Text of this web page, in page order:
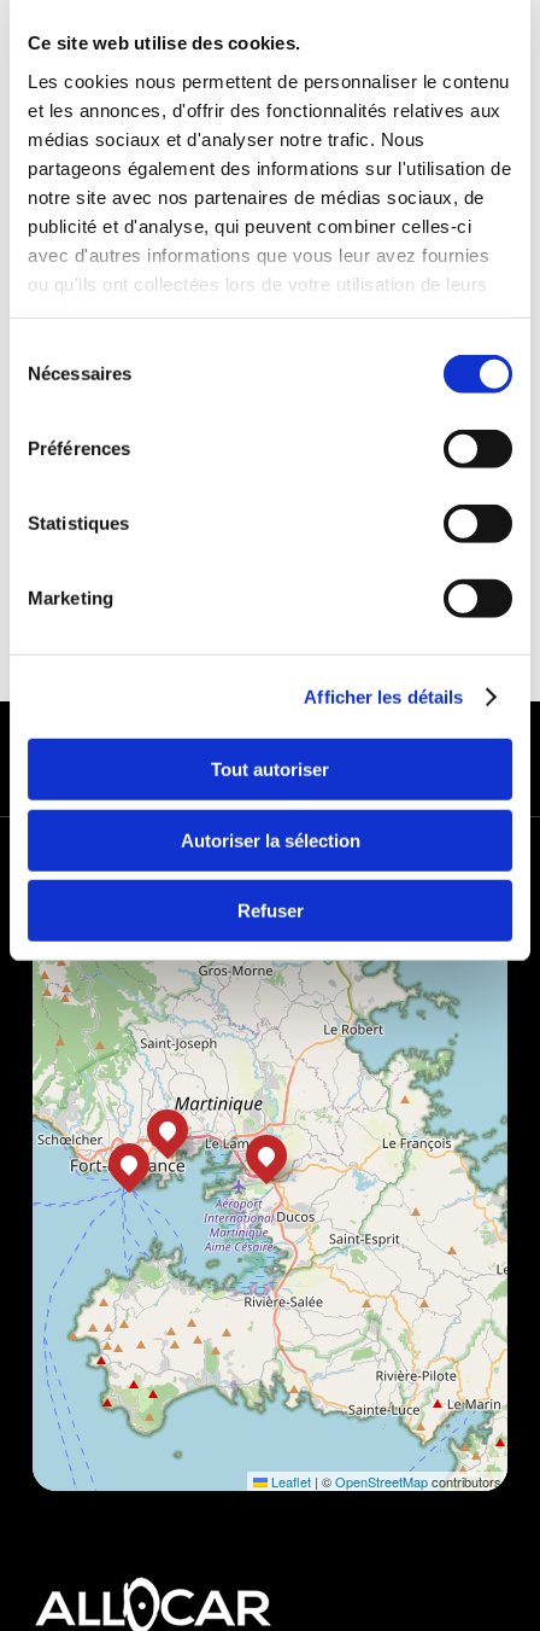
Ce site web utilise des cookies.
Les cookies nous permettent de personnaliser le contenu
et les annonces, d'offrir des fonctionnalités relatives aux
médias sociaux et d'analyser notre trafic. Nous
partageons également des informations sur l'utilisation de
notre site avec nos partenaires de médias sociaux, de
publicité et d'analyse, qui peuvent combiner celles-ci
avec d'autres informations que vous leur avez fournies
ou qu'ils ont collectées lors de votre utilisation de leurs
Nécessaires
Préférences
Statistiques
Marketing
Afficher les détails
Tout autoriser
Autoriser la sélection
Refuser
INCLUS À LA LOCATION
Killométrage illimité
Assurance tous risques (hors franchise)
Carburant : plein à rendre plein
CONDITIONS DE LOCATION
ASSURANCE
Franchise :1000 €
Leaflet | ©OpenStreetMapcontributors